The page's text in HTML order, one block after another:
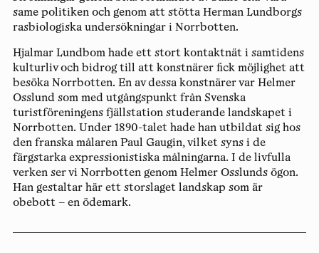
same politiken och genom att stötta Herman Lundborgs
rasbiologiska undersökningar i Norrbotten.
Hjalmar Lundbom hade ett stort kontaktnät i samtidens
kulturliv och bidrog till att konstnärer fick möjlighet att
besöka Norrbotten. En av dessa konstnärer var Helmer
Osslund som med utgångspunkt från Svenska
turistföreningens fjällstation studerande landskapet i
Norrbotten. Under 1890-talet hade han utbildat sig hos
den franska målaren Paul Gaugin, vilket syns i de
färgstarka expressionistiska målningarna. I de livfulla
verken ser vi Norrbotten genom Helmer Osslunds ögon.
Han gestaltar här ett storslaget landskap som är
obebott – en ödemark.